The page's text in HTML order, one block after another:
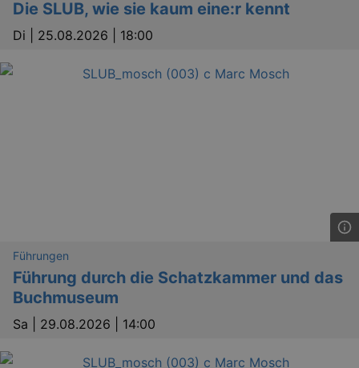
Die SLUB, wie sie kaum eine:r kennt
Di | 25.08.2026 | 18:00
Führungen
Führung durch die Schatzkammer und das
Buchmuseum
Sa | 29.08.2026 | 14:00